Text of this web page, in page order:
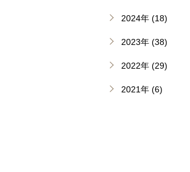
2024年 (18)
2023年 (38)
2022年 (29)
2021年 (6)